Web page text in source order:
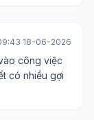
18-06-2026
công việc
có nhiều gợi